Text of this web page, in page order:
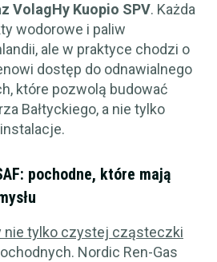
VolagHy Kuopio SPV. Każda
wodorowe i paliw
ale w praktyce chodzi o
dostęp do odnawialnego
które pozwolą budować
Bałtyckiego, a nie tylko
pochodne, które mają
nie tylko czystej cząsteczki
Nordic Ren-Gas